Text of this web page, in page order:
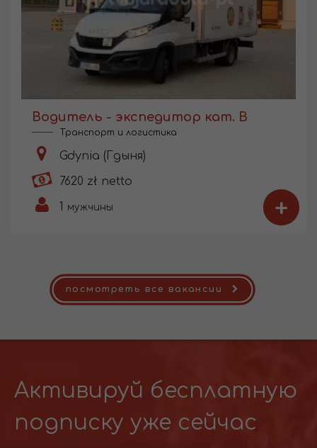
Водитель - экспедитор кат. В
Транспорт и логистика
Gdynia (Гдыня)
7620 zł netto
1 мужчины +
посмотреть все вакансии
Активируй бесплатную
подписку уже сейчас